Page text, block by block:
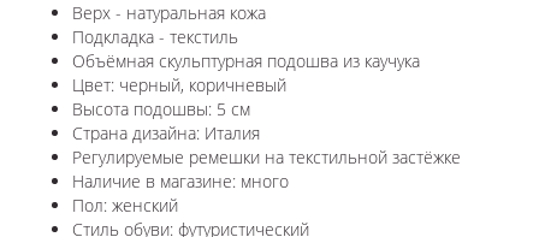
Верх - натуральная кожа
Подкладка - текстиль
Объёмная скульптурная подошва из каучука
Цвет: черный, коричневый
Высота подошвы: 5 см
Страна дизайна: Италия
Регулируемые ремешки на текстильной застёжке
Наличие в магазине: много
Пол: женский
Стиль обуви: футуристический